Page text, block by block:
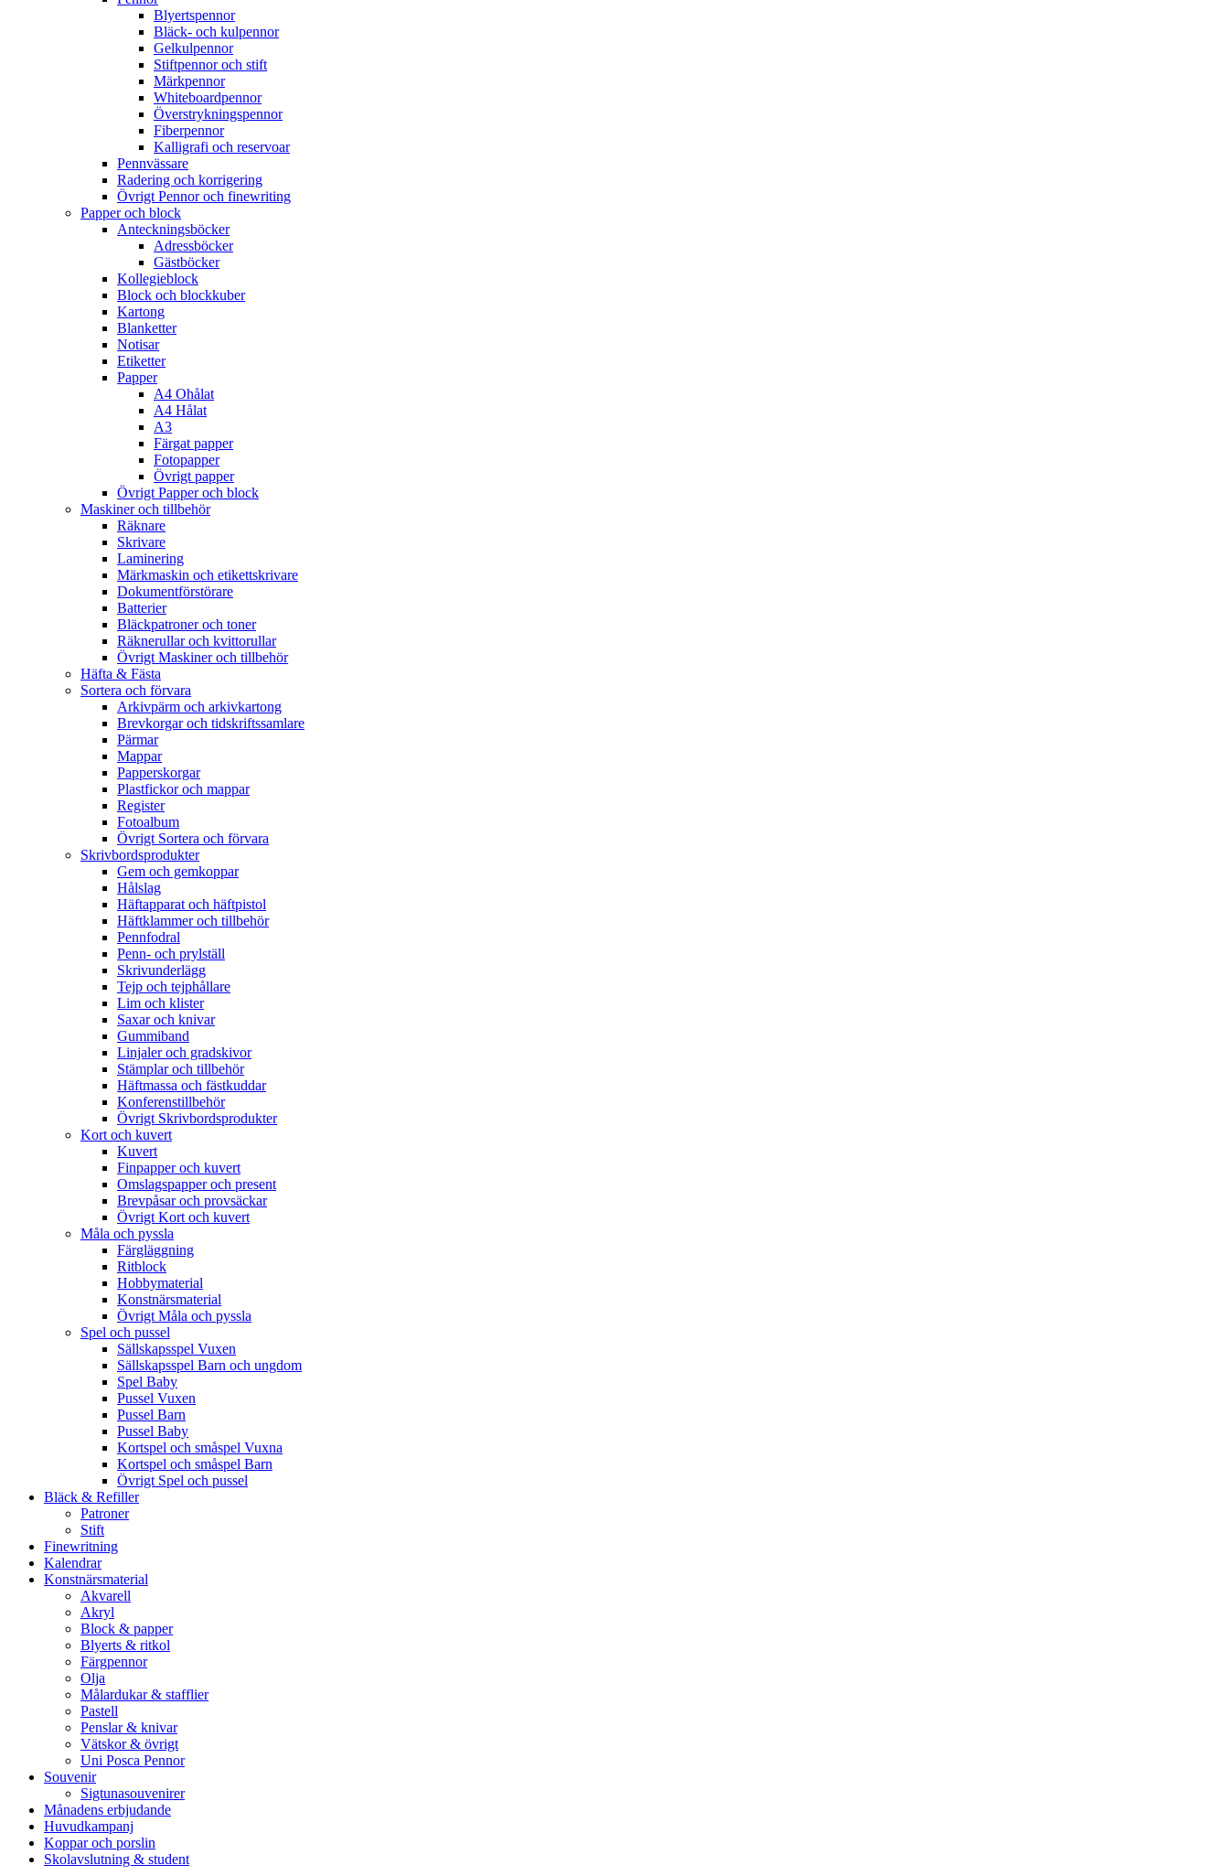
Blyertspennor
Bläck- och kulpennor
Gelkulpennor
Stiftpennor och stift
Märkpennor
Whiteboardpennor
Överstrykningspennor
Fiberpennor
Kalligrafi och reservoar
Pennvässare
Radering och korrigering
Övrigt Pennor och finewriting
Papper och block
Anteckningsböcker
Adressböcker
Gästböcker
Kollegieblock
Block och blockkuber
Kartong
Blanketter
Notisar
Etiketter
Papper
A4 Ohålat
A4 Hålat
A3
Färgat papper
Fotopapper
Övrigt papper
Övrigt Papper och block
Maskiner och tillbehör
Räknare
Skrivare
Laminering
Märkmaskin och etikettskrivare
Dokumentförstörare
Batterier
Bläckpatroner och toner
Räknerullar och kvittorullar
Övrigt Maskiner och tillbehör
Häfta & Fästa
Sortera och förvara
Arkivpärm och arkivkartong
Brevkorgar och tidskriftssamlare
Pärmar
Mappar
Papperskorgar
Plastfickor och mappar
Register
Fotoalbum
Övrigt Sortera och förvara
Skrivbordsprodukter
Gem och gemkoppar
Hålslag
Häftapparat och häftpistol
Häftklammer och tillbehör
Pennfodral
Penn- och prylställ
Skrivunderlägg
Tejp och tejphållare
Lim och klister
Saxar och knivar
Gummiband
Linjaler och gradskivor
Stämplar och tillbehör
Häftmassa och fästkuddar
Konferenstillbehör
Övrigt Skrivbordsprodukter
Kort och kuvert
Kuvert
Finpapper och kuvert
Omslagspapper och present
Brevpåsar och provsäckar
Övrigt Kort och kuvert
Måla och pyssla
Färgläggning
Ritblock
Hobbymaterial
Konstnärsmaterial
Övrigt Måla och pyssla
Spel och pussel
Sällskapsspel Vuxen
Sällskapsspel Barn och ungdom
Spel Baby
Pussel Vuxen
Pussel Barn
Pussel Baby
Kortspel och småspel Vuxna
Kortspel och småspel Barn
Övrigt Spel och pussel
Bläck & Refiller
Patroner
Stift
Finewritning
Kalendrar
Konstnärsmaterial
Akvarell
Akryl
Block & papper
Blyerts & ritkol
Färgpennor
Olja
Målardukar & stafflier
Pastell
Penslar & knivar
Vätskor & övrigt
Uni Posca Pennor
Souvenir
Sigtunasouvenirer
Månadens erbjudande
Huvudkampanj
Koppar och porslin
Skolavslutning & student